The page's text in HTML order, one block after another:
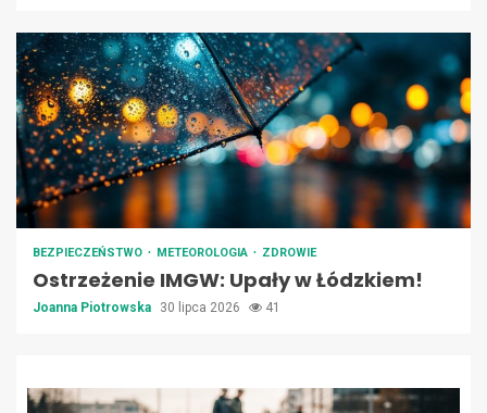
BEZPIECZEŃSTWO METEOROLOGIA ZDROWIE
Ostrzeżenie IMGW: Upały w Łódzkiem!
Joanna Piotrowska 30 lipca 2026 41